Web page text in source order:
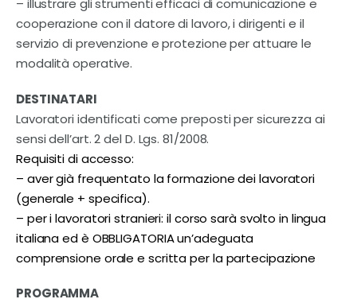
– illustrare gli strumenti efficaci di comunicazione e
cooperazione con il datore di lavoro, i dirigenti e il
servizio di prevenzione e protezione per attuare le
modalità operative.
DESTINATARI
Lavoratori identificati come preposti per sicurezza ai
sensi dell’art. 2 del D. Lgs. 81/2008.
Requisiti di accesso:
– aver già frequentato la formazione dei lavoratori
(generale + specifica).
– per i lavoratori stranieri: il corso sarà svolto in lingua
italiana ed è OBBLIGATORIA un’adeguata
comprensione orale e scritta per la partecipazione
PROGRAMMA